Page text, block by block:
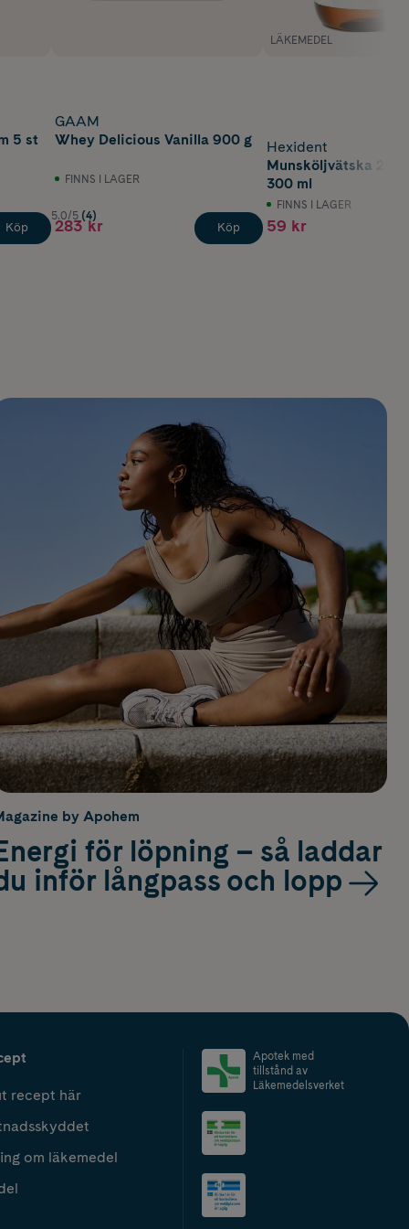
5 st
Köp
GAAM
Whey Delicious Vanilla 900 g
FINNS I LAGER
5.0/5 (4)
283 kr Köp
LÄKEMEDEL
Hexident
Munsköljvätska
300 ml
FINNS I LAGER
59 kr
by Apohem
för löpning – så laddar
inför långpass och lopp
recept här
om läkemedel
Apotek med
tillstånd av
Läkemedelsverket